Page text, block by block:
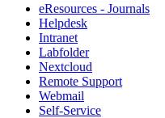
eResources - Journals
Helpdesk
Intranet
Labfolder
Nextcloud
Remote Support
Webmail
Self-Service